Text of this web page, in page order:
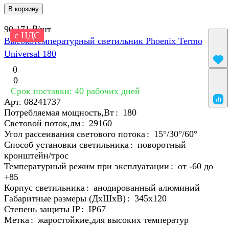
В корзину
с НДС
90 171 ₽/шт
Высокотемпературный светильник Phoenix Termo
Universal 180
0
0
Срок поставки: 40 рабочих дней
Арт. 08241737
Потребляемая мощность,Вт : 180
Световой поток,лм : 29160
Угол рассеивания светового потока : 15°/30°/60°
Способ установки светильника : поворотный
кронштейн/трос
Температурный режим при эксплуатации : от -60 до
+85
Корпус светильника : анодированный алюминий
Габаритные размеры (ДхШхВ) : 345x120
Степень защиты IP : IP67
Метка : жаростойкие,для высоких температур